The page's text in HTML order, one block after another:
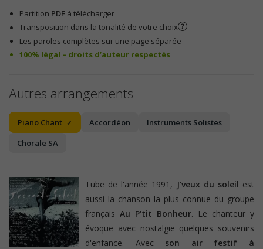
Partition PDF à télécharger
Transposition dans la tonalité de votre choix
Les paroles complètes sur une page séparée
100% légal – droits d’auteur respectés
Autres arrangements
Piano Chant Accordéon
Instruments Solistes
Chorale SA
Tube de l'année 1991, J'veux du soleil est
aussi la chanson la plus connue du groupe
français Au P'tit Bonheur. Le chanteur y
évoque avec nostalgie quelques souvenirs
d'enfance. Avec son air festif à